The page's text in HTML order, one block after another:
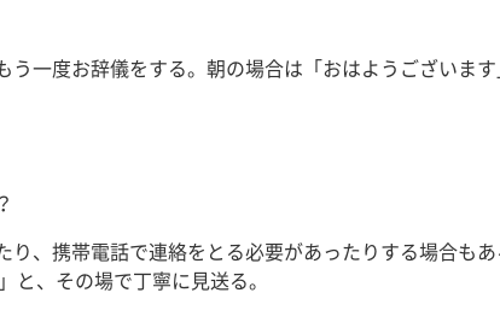
一度お辞儀をする。朝の場合は「おはようございま
、携帯電話で連絡をとる必要があったりする場合も
、その場で丁寧に見送る。